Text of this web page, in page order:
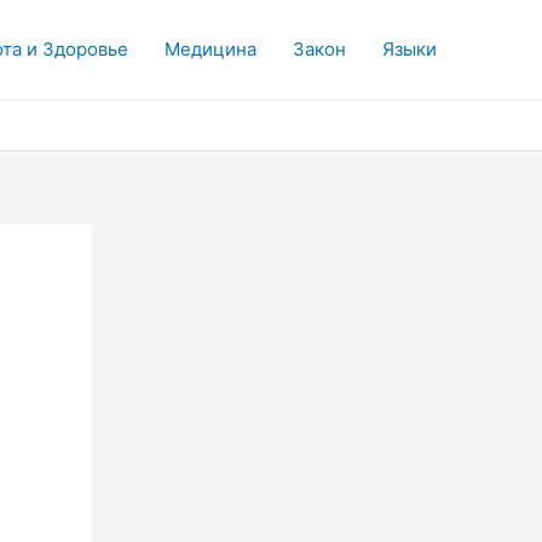
и Здоровье Медицина Закон Языки